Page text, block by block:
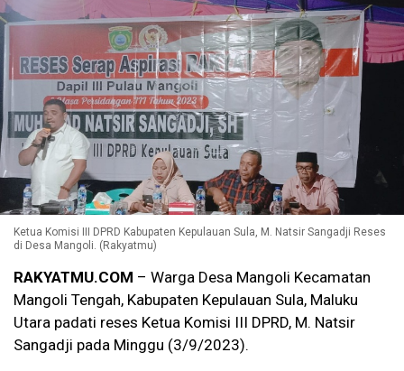
Ketua Komisi III DPRD Kabupaten Kepulauan Sula, M. Natsir Sangadji Reses
di Desa Mangoli. (Rakyatmu)
RAKYATMU.COM – Warga Desa Mangoli Kecamatan
Mangoli Tengah, Kabupaten Kepulauan Sula, Maluku
Utara padati reses Ketua Komisi III DPRD, M. Natsir
Sangadji pada Minggu (3/9/2023).